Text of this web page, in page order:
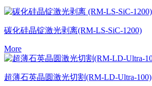
碳化硅晶锭激光剥离(RM-LS-SiC-1200)
More
超薄石英晶圆激光切割(RM-LD-Ultra-100)